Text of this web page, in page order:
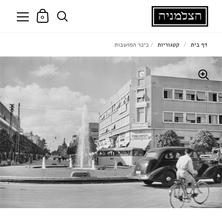
0
דף בית / קטגוריות / כיכר המושבות